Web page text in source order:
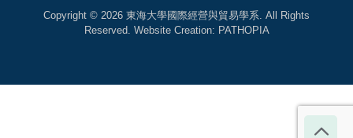
Copyright © 2026 東海大學國際經營與貿易學系. All Rights
Reserved. Website Creation: PATHOPIA